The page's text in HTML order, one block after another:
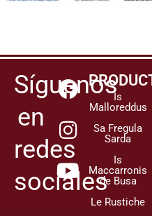
Síguenos
en
redes
sociales
Is
Malloreddus
Sa Fregula
Sarda
Is
Maccarronis
de Busa
Le Rustiche